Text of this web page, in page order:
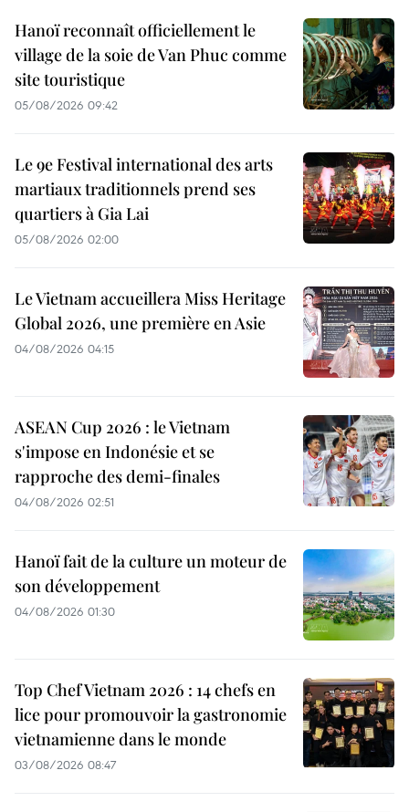
Hanoï reconnaît officiellement le
village de la soie de Van Phuc comme
site touristique
05/08/2026 09:42
Le 9e Festival international des arts
martiaux traditionnels prend ses
quartiers à Gia Lai
05/08/2026 02:00
Le Vietnam accueillera Miss Heritage
Global 2026, une première en Asie
04/08/2026 04:15
ASEAN Cup 2026 : le Vietnam
s'impose en Indonésie et se
rapproche des demi-finales
04/08/2026 02:51
Hanoï fait de la culture un moteur de
son développement
04/08/2026 01:30
Top Chef Vietnam 2026 : 14 chefs en
lice pour promouvoir la gastronomie
vietnamienne dans le monde
03/08/2026 08:47